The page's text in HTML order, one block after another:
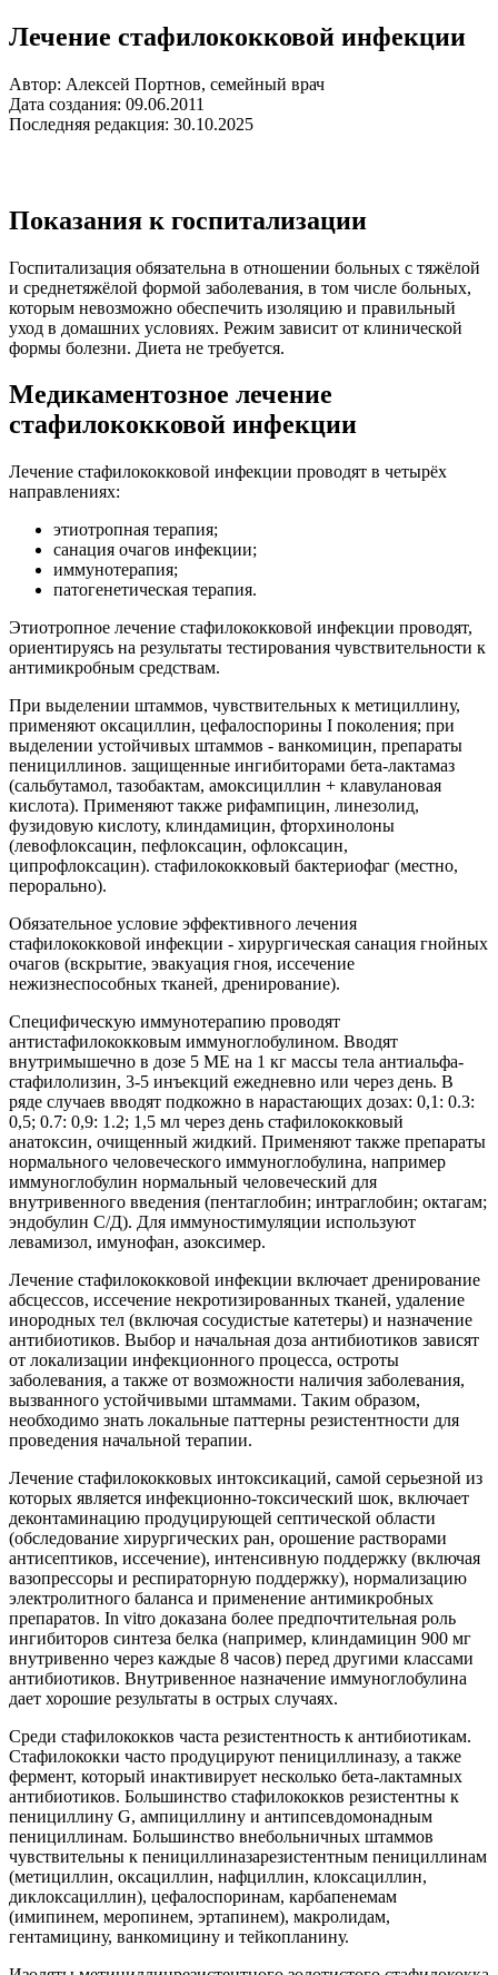
Лечение стафилококковой инфекции
Автор: Алексей Портнов, семейный врач
Дата создания: 09.06.2011
Последняя редакция: 30.10.2025
Показания к госпитализации
Госпитализация обязательна в отношении больных с тяжёлой
и среднетяжёлой формой заболевания, в том числе больных,
которым невозможно обеспечить изоляцию и правильный
уход в домашних условиях. Режим зависит от клинической
формы болезни. Диета не требуется.
Медикаментозное лечение
стафилококковой инфекции
Лечение стафилококковой инфекции проводят в четырёх
направлениях:
этиотропная терапия;
санация очагов инфекции;
иммунотерапия;
патогенетическая терапия.
Этиотропное лечение стафилококковой инфекции проводят,
ориентируясь на результаты тестирования чувствительности к
антимикробным средствам.
При выделении штаммов, чувствительных к метициллину,
применяют оксациллин, цефалоспорины I поколения; при
выделении устойчивых штаммов - ванкомицин, препараты
пенициллинов. защищенные ингибиторами бета-лактамаз
(сальбутамол, тазобактам, амоксициллин + клавулановая
кислота). Применяют также рифампицин, линезолид,
фузидовую кислоту, клиндамицин, фторхинолоны
(левофлоксацин, пефлоксацин, офлоксацин,
ципрофлоксацин). стафилококковый бактериофаг (местно,
перорально).
Обязательное условие эффективного лечения
стафилококковой инфекции - хирургическая санация гнойных
очагов (вскрытие, эвакуация гноя, иссечение
нежизнеспособных тканей, дренирование).
Специфическую иммунотерапию проводят
антистафилококковым иммуноглобулином. Вводят
внутримышечно в дозе 5 ME на 1 кг массы тела антиальфа-
стафилолизин, 3-5 инъекций ежедневно или через день. В
ряде случаев вводят подкожно в нарастающих дозах: 0,1: 0.3:
0,5; 0.7: 0,9: 1.2; 1,5 мл через день стафилококковый
анатоксин, очищенный жидкий. Применяют также препараты
нормального человеческого иммуноглобулина, например
иммуноглобулин нормальный человеческий для
внутривенного введения (пентаглобин; интраглобин; октагам;
эндобулин С/Д). Для иммуностимуляции используют
левамизол, имунофан, азоксимер.
Лечение стафилококковой инфекции включает дренирование
абсцессов, иссечение некротизированных тканей, удаление
инородных тел (включая сосудистые катетеры) и назначение
антибиотиков. Выбор и начальная доза антибиотиков зависят
от локализации инфекционного процесса, остроты
заболевания, а также от возможности наличия заболевания,
вызванного устойчивыми штаммами. Таким образом,
необходимо знать локальные паттерны резистентности для
проведения начальной терапии.
Лечение стафилококковых интоксикаций, самой серьезной из
которых является инфекционно-токсический шок, включает
деконтаминацию продуцирующей септической области
(обследование хирургических ран, орошение растворами
антисептиков, иссечение), интенсивную поддержку (включая
вазопрессоры и респираторную поддержку), нормализацию
электролитного баланса и применение антимикробных
препаратов. In vitro доказана более предпочтительная роль
ингибиторов синтеза белка (например, клиндамицин 900 мг
внутривенно через каждые 8 часов) перед другими классами
антибиотиков. Внутривенное назначение иммуноглобулина
дает хорошие результаты в острых случаях.
Среди стафилококков часта резистентность к антибиотикам.
Стафилококки часто продуцируют пенициллиназу, а также
фермент, который инактивирует несколько бета-лактамных
антибиотиков. Большинство стафилококков резистентны к
пенициллину G, ампициллину и антипсевдомонадным
пенициллинам. Большинство внебольничных штаммов
чувствительны к пенициллиназарезистентным пенициллинам
(метициллин, оксациллин, нафциллин, клоксациллин,
диклоксациллин), цефалоспоринам, карбапенемам
(имипинем, меропинем, эртапинем), макролидам,
гентамицину, ванкомицину и тейкопланину.